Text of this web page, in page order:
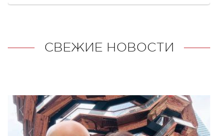
СВЕЖИЕ НОВОСТИ